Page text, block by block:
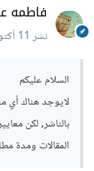
فاطمه
نشر11 أكتوبر 2020
السلام عليكم
لايوجد هناك أي
بالناشر, لكن
المقالات ومدة